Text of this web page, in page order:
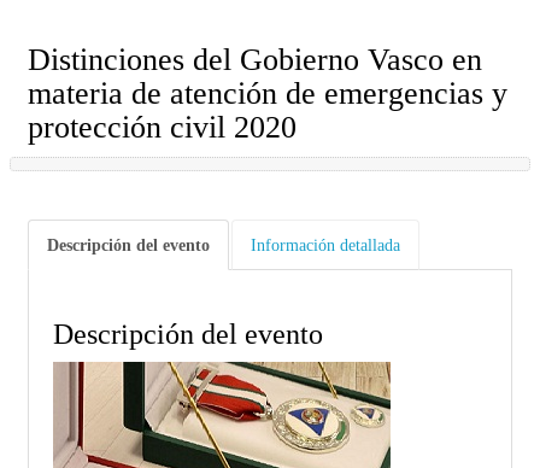
Distinciones del Gobierno Vasco en
materia de atención de emergencias y
protección civil 2020
Descripción del evento Información detallada
Descripción del evento